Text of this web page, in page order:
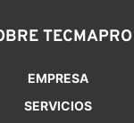
TECMAPRO
EMPRESA
SERVICIOS